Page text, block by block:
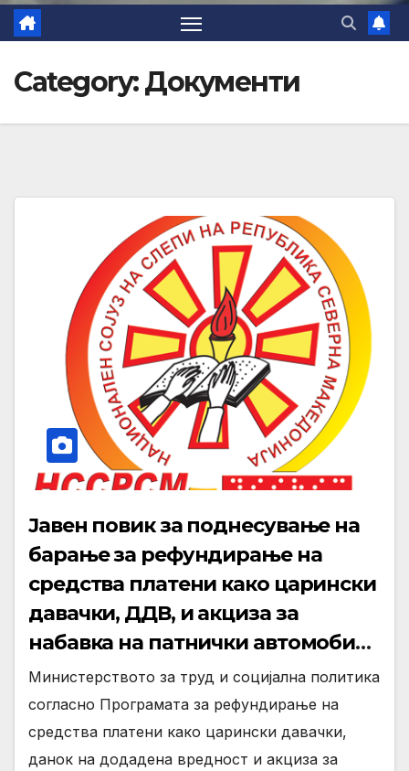
Category:Документи
Jавен повик за поднесување на
барање за рефундирање на
средства платени како царински
давачки, ДДВ, и акциза за
набавка на патнички автомобил
за 2021 година
Министерството за труд и социјална политика
согласно Програмата за рефундирање на
средства платени како царински давачки,
данок на додадена вредност и акциза за